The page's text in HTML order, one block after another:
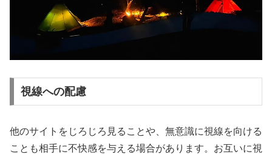
視線への配慮
他のサイトをじろじろ見ることや、無意識に視線を向ける
ことも相手に不快感を与える場合があります。お互いに視